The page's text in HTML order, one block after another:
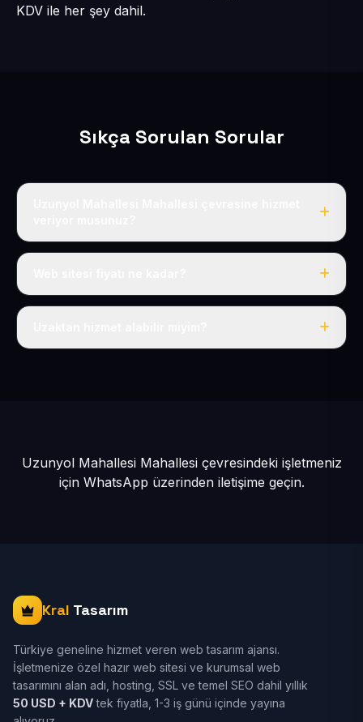
KDV ile her şey dahil.
Sıkça Sorulan Sorular
Evet, Uzunyol Mahallesi dahil tüm Pınarbaşı ve
Tek fiyat: yılda 50 USD + KDV, her şey dahil.
Uzunyol Mahallesi Mahallesi çevresindeki işletmeniz
için WhatsApp üzerinden iletişime geçin.
Kral Tasarım
Türkiye geneline hizmet veren web tasarım ajansı.
İşletmenize özel hazır web sitesi ve kurumsal web
tasarımını alan adı, hosting, SSL ve temel SEO dahil yıllık
50 USD + KDVtek fiyatla, 1-3 iş günü içinde yayına